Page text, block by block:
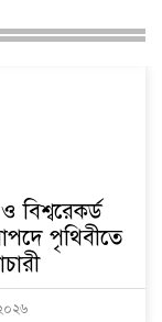
বিশ্বরেকর্ড
পৃথিবীতে